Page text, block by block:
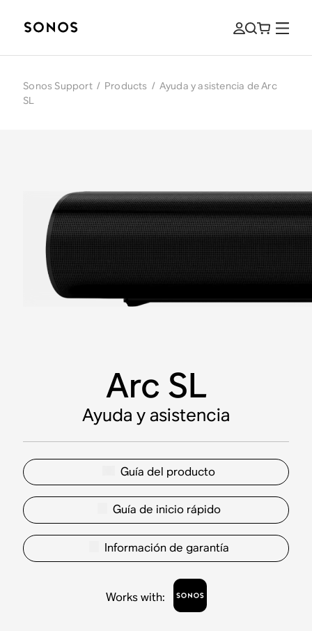
Sonos Support / Products / Ayuda y asistencia de Arc
SL
Arc SL
Ayuda y asistencia
Guía del producto
Guía de inicio rápido
Información de garantía
Works with: